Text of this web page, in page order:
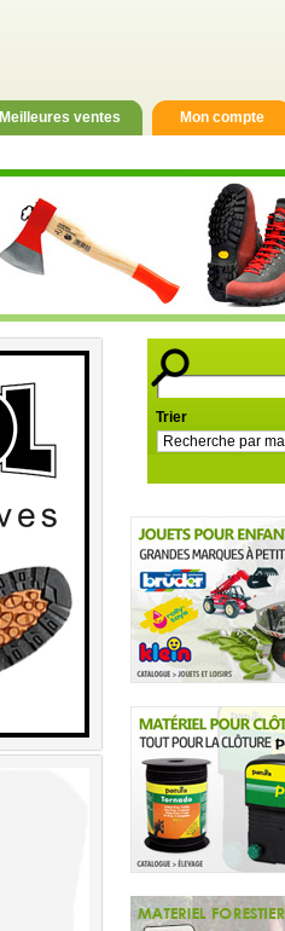
Meilleures ventes Mon compte
Trier